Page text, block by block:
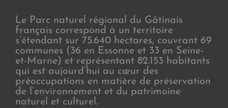
Le Parc naturel régional du Gâtinais
français correspond à un territoire
s’étendant sur 75.640 hectares, couvrant 69
communes (36 en Essonne et 33 en Seine-
et-Marne) et représentant 82.153 habitants
qui est aujourd’hui au cœur des
préoccupations en matière de préservation
de l’environnement et du patrimoine
naturel et culturel.